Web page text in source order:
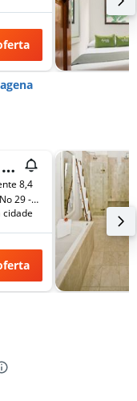
Hotel Casa Lola Deluxe Gallery
8,4
Calle Del Guerrero No 29 - 108, Cartagena, Colômbia
cidade